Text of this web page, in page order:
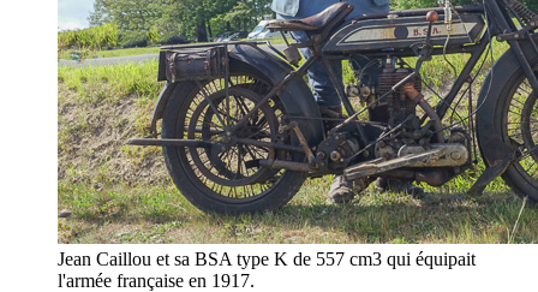
Jean Caillou et sa BSA type K de 557 cm3 qui équipait
l'armée française en 1917.